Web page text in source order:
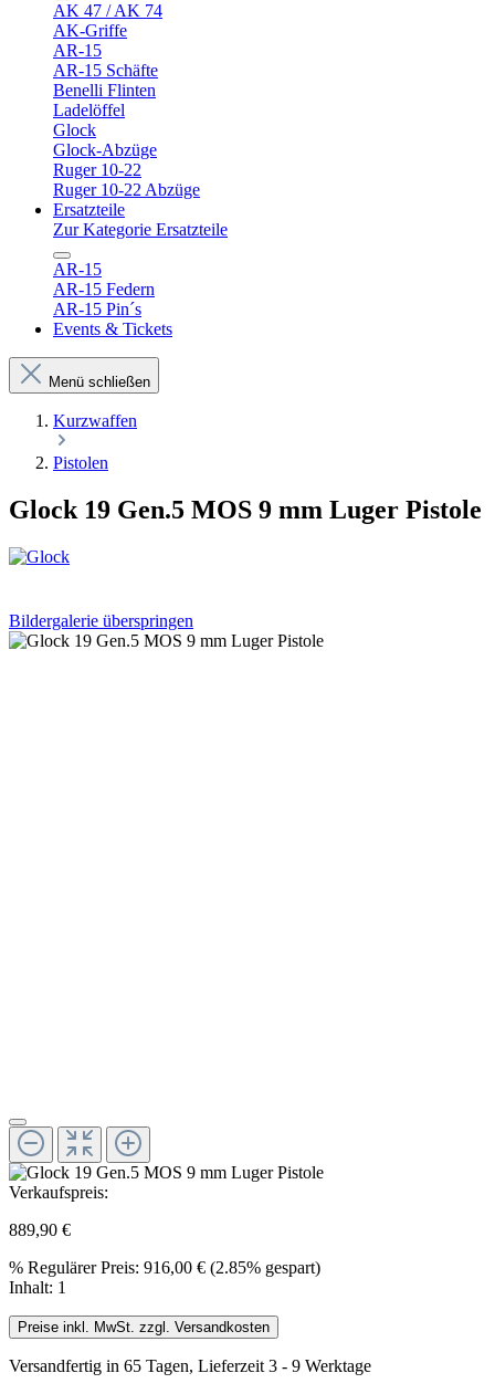
AK 47 / AK 74
AK-Griffe
AR-15
AR-15 Schäfte
Benelli Flinten
Ladelöffel
Glock
Glock-Abzüge
Ruger 10-22
Ruger 10-22 Abzüge
Ersatzteile
Zur Kategorie Ersatzteile
AR-15
AR-15 Federn
AR-15 Pin´s
Events & Tickets
Menü schließen
Kurzwaffen
Pistolen
Glock 19 Gen.5 MOS 9 mm Luger Pistole
Bildergalerie überspringen
Verkaufspreis:
889,90 €
% Regulärer Preis: 916,00 € (2.85% gespart)
Inhalt: 1
Preise inkl. MwSt. zzgl. Versandkosten
Versandfertig in 65 Tagen, Lieferzeit 3 - 9 Werktage